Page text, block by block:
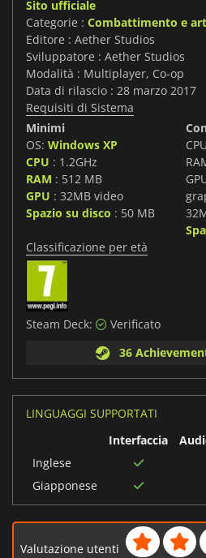
Sito ufficiale
Categorie : Combattimento e
Editore : Aether Studios
Sviluppatore : Aether Studios
Modalità : Multiplayer, Co-op
Data di rilascio : 28 marzo 2017
Requisiti di Sistema
Minimi
OS: Windows XP
CPU : 1.2GHz
RAM : 512 MB
GPU : 32MB video
Spazio su disco : 50 MB
Classificazione per età
Steam Deck:
Verificato
36
LINGUAGGI SUPPORTATI
Interfaccia
Inglese
Giapponese
Valutazione utenti